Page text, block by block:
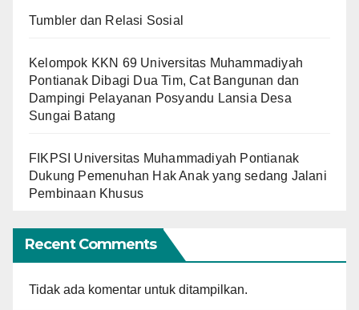
Tumbler dan Relasi Sosial
Kelompok KKN 69 Universitas Muhammadiyah
Pontianak Dibagi Dua Tim, Cat Bangunan dan
Dampingi Pelayanan Posyandu Lansia Desa
Sungai Batang
FIKPSI Universitas Muhammadiyah Pontianak
Dukung Pemenuhan Hak Anak yang sedang Jalani
Pembinaan Khusus
Recent Comments
Tidak ada komentar untuk ditampilkan.